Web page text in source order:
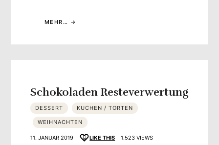
MEHR…
Schokoladen Resteverwertung
DESSERT KUCHEN / TORTEN
WEIHNACHTEN
11. JANUAR 2019 LIKE THIS 1.523 VIEWS